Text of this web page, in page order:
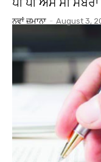
ਨਵਾਂ ਜ਼ਮਾਨਾ - August 3,